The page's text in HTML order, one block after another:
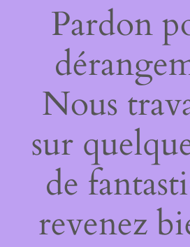
Pardon
Nous
sur
de
revenez